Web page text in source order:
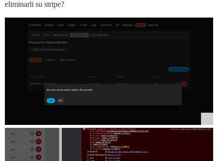
eliminarli su stripe?